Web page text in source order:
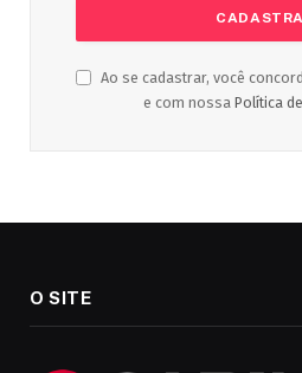
Ao se cadastrar, você
e com nossa Política
O SITE